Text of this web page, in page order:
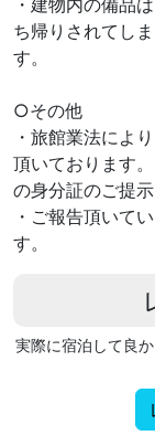
ち帰りされてし
す。
○その他
・旅館業法によ
頂いております
の身分証のご提
・ご報告頂いて
す。
実際に宿泊して良